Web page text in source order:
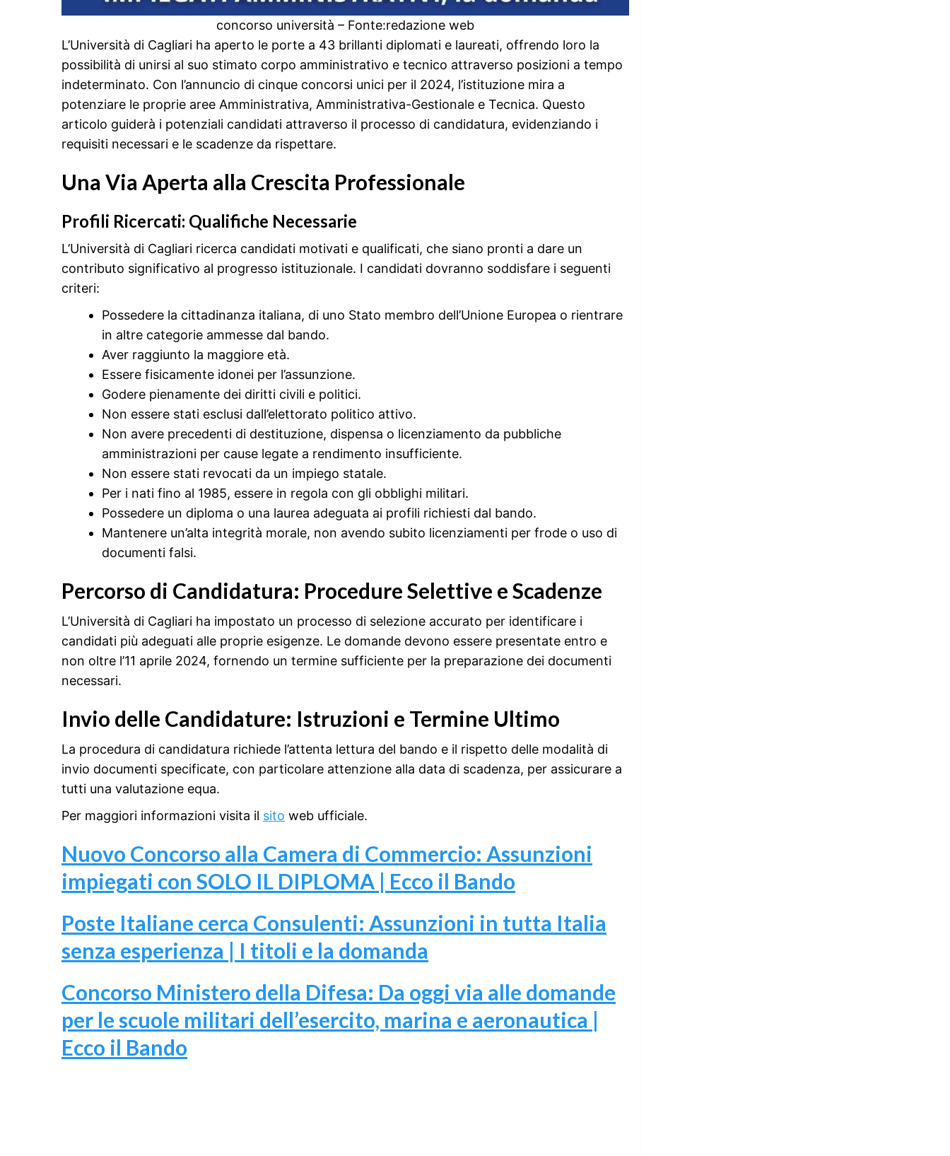
concorso università – Fonte:redazione web
L’Università di Cagliari ha aperto le porte a 43 brillanti diplomati e laureati, offrendo loro la
possibilità di unirsi al suo stimato corpo amministrativo e tecnico attraverso posizioni a tempo
indeterminato. Con l’annuncio di cinque concorsi unici per il 2024, l’istituzione mira a
potenziare le proprie aree Amministrativa, Amministrativa-Gestionale e Tecnica. Questo
articolo guiderà i potenziali candidati attraverso il processo di candidatura, evidenziando i
requisiti necessari e le scadenze da rispettare.
Una Via Aperta alla Crescita Professionale
Profili Ricercati: Qualifiche Necessarie
L’Università di Cagliari ricerca candidati motivati e qualificati, che siano pronti a dare un
contributo significativo al progresso istituzionale. I candidati dovranno soddisfare i seguenti
criteri:
Possedere la cittadinanza italiana, di uno Stato membro dell’Unione Europea o rientrare
in altre categorie ammesse dal bando.
Aver raggiunto la maggiore età.
Essere fisicamente idonei per l’assunzione.
Godere pienamente dei diritti civili e politici.
Non essere stati esclusi dall’elettorato politico attivo.
Non avere precedenti di destituzione, dispensa o licenziamento da pubbliche
amministrazioni per cause legate a rendimento insufficiente.
Non essere stati revocati da un impiego statale.
Per i nati fino al 1985, essere in regola con gli obblighi militari.
Possedere un diploma o una laurea adeguata ai profili richiesti dal bando.
Mantenere un’alta integrità morale, non avendo subito licenziamenti per frode o uso di
documenti falsi.
Percorso di Candidatura: Procedure Selettive e Scadenze
L’Università di Cagliari ha impostato un processo di selezione accurato per identificare i
candidati più adeguati alle proprie esigenze. Le domande devono essere presentate entro e
non oltre l’11 aprile 2024, fornendo un termine sufficiente per la preparazione dei documenti
necessari.
Invio delle Candidature: Istruzioni e Termine Ultimo
La procedura di candidatura richiede l’attenta lettura del bando e il rispetto delle modalità di
invio documenti specificate, con particolare attenzione alla data di scadenza, per assicurare a
tutti una valutazione equa.
Per maggiori informazioni visita il sito web ufficiale.
Nuovo Concorso alla Camera di Commercio: Assunzioni
impiegati con SOLO IL DIPLOMA | Ecco il Bando
Poste Italiane cerca Consulenti: Assunzioni in tutta Italia
senza esperienza | I titoli e la domanda
Concorso Ministero della Difesa: Da oggi via alle domande
per le scuole militari dell’esercito, marina e aeronautica |
Ecco il Bando